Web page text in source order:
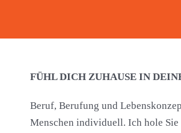
FÜHL DICH ZUHAUSE IN
Beruf, Berufung und
Menschen individuell. Ich hole Sie